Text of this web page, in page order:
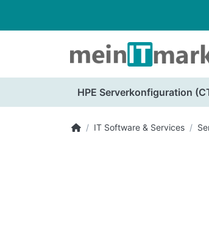
HPE Serverkonfiguration
IT Software & Services